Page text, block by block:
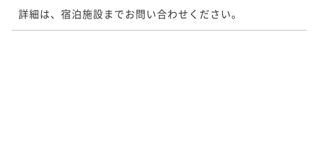
詳細は、宿泊施設までお問い合わせください。